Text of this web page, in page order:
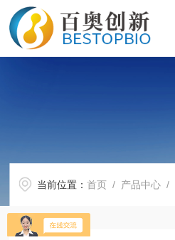
当前位置：首页 / 产品中心 /